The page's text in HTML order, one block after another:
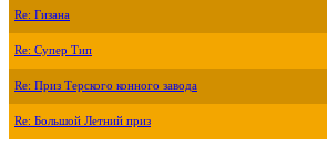
Re: Гизана
Re: Супер Тип
Re: Приз Терского конного завода
Re: Большой Летний приз